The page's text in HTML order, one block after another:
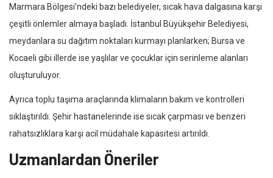
Marmara Bölgesi’ndeki bazı belediyeler, sıcak hava dalgasına karşı
çeşitli önlemler almaya başladı. İstanbul Büyükşehir Belediyesi,
meydanlara su dağıtım noktaları kurmayı planlarken; Bursa ve
Kocaeli gibi illerde ise yaşlılar ve çocuklar için serinleme alanları
oluşturuluyor.
Ayrıca toplu taşıma araçlarında klimaların bakım ve kontrolleri
sıklaştırıldı. Şehir hastanelerinde ise sıcak çarpması ve benzeri
rahatsızlıklara karşı acil müdahale kapasitesi artırıldı.
Uzmanlardan Öneriler